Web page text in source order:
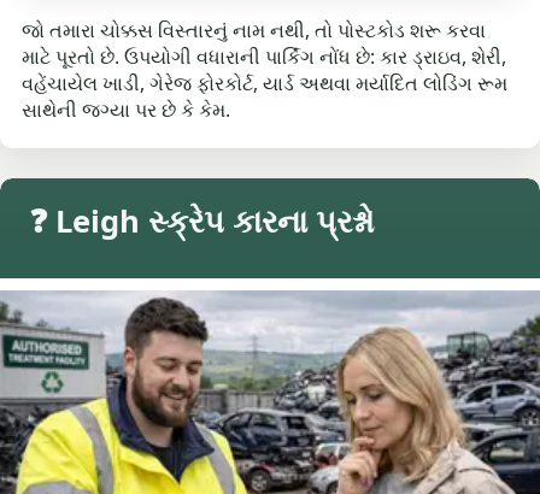
જો તમારા ચોક્કસ વિસ્તારનું નામ નથી, તો પોસ્ટકોડ શરૂ કરવા
માટે પૂરતો છે. ઉપયોગી વધારાની પાર્કિંગ નોંધ છે: કાર ડ્રાઇવ, શેરી,
વહેંચાયેલ ખાડી, ગેરેજ ફોરકોર્ટ, યાર્ડ અથવા મર્યાદિત લોડિંગ રૂમ
સાથેની જગ્યા પર છે કે કેમ.
❓ Leigh સ્ક્રેપ કારના પ્રશ્નો